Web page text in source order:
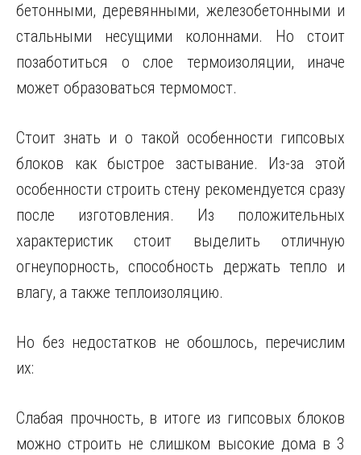
бетонными, деревянными, железобетонными и
стальными несущими колоннами. Но стоит
позаботиться о слое термоизоляции, иначе
может образоваться термомост.
Стоит знать и о такой особенности гипсовых
блоков как быстрое застывание. Из-за этой
особенности строить стену рекомендуется сразу
после изготовления. Из положительных
характеристик стоит выделить отличную
огнеупорность, способность держать тепло и
влагу, а также теплоизоляцию.
Но без недостатков не обошлось, перечислим
их:
Слабая прочность, в итоге из гипсовых блоков
можно строить не слишком высокие дома в 3